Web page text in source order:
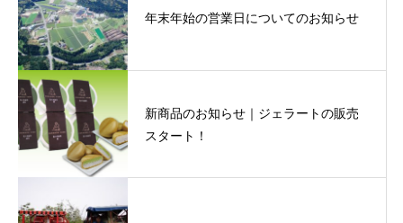
年末年始の営業日についてのお知らせ
新商品のお知らせ｜ジェラートの販売
スタート！